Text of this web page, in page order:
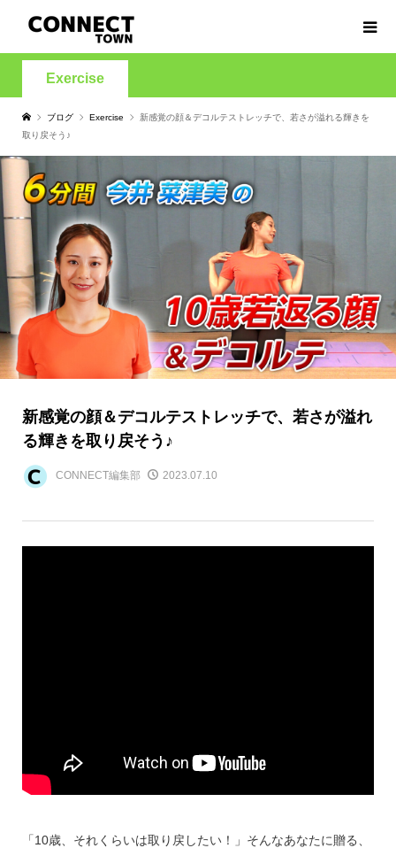
Exercise
ブログ Exercise
新感覚の顔＆デコルテストレッチで、若さが溢れる輝きを
取り戻そう♪
新感覚の顔＆デコルテストレッチで、若さが溢れ
る輝きを取り戻そう♪
CONNECT編集部 2023.07.10
「10歳、それくらいは取り戻したい！」そんなあなたに贈る、